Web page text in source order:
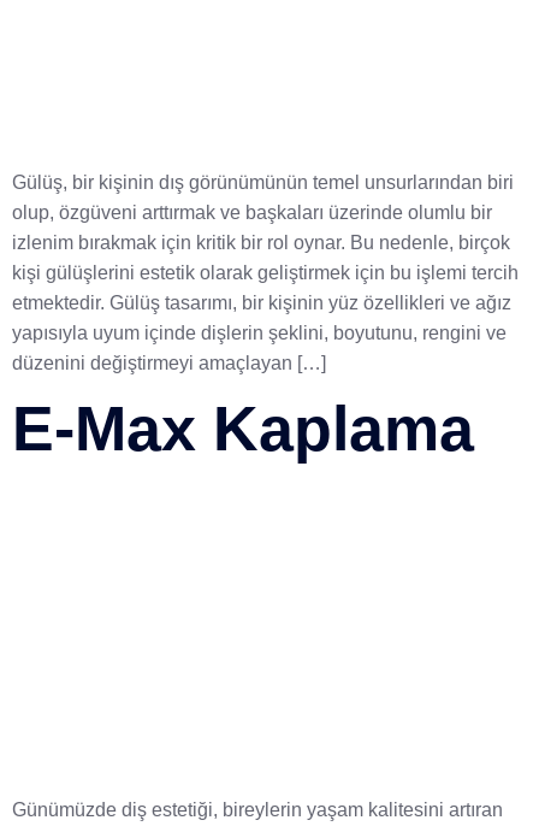
Gülüş, bir kişinin dış görünümünün temel unsurlarından biri
olup, özgüveni arttırmak ve başkaları üzerinde olumlu bir
izlenim bırakmak için kritik bir rol oynar. Bu nedenle, birçok
kişi gülüşlerini estetik olarak geliştirmek için bu işlemi tercih
etmektedir. Gülüş tasarımı, bir kişinin yüz özellikleri ve ağız
yapısıyla uyum içinde dişlerin şeklini, boyutunu, rengini ve
düzenini değiştirmeyi amaçlayan […]
E-Max Kaplama
Günümüzde diş estetiği, bireylerin yaşam kalitesini artıran